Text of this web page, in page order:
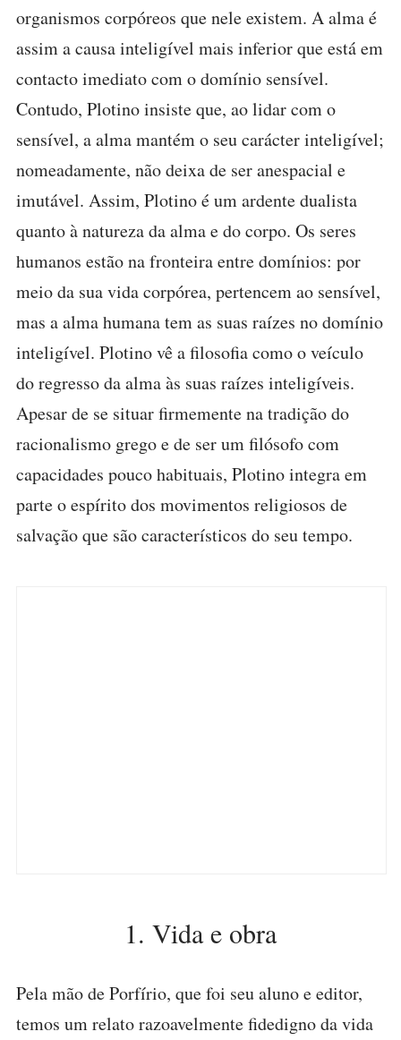
organismos corpóreos que nele existem. A alma é
assim a causa inteligível mais inferior que está em
contacto imediato com o domínio sensível.
Contudo, Plotino insiste que, ao lidar com o
sensível, a alma mantém o seu carácter inteligível;
nomeadamente, não deixa de ser anespacial e
imutável. Assim, Plotino é um ardente dualista
quanto à natureza da alma e do corpo. Os seres
humanos estão na fronteira entre domínios: por
meio da sua vida corpórea, pertencem ao sensível,
mas a alma humana tem as suas raízes no domínio
inteligível. Plotino vê a filosofia como o veículo
do regresso da alma às suas raízes inteligíveis.
Apesar de se situar firmemente na tradição do
racionalismo grego e de ser um filósofo com
capacidades pouco habituais, Plotino integra em
parte o espírito dos movimentos religiosos de
salvação que são característicos do seu tempo.
1. Vida e obra
Pela mão de Porfírio, que foi seu aluno e editor,
temos um relato razoavelmente fidedigno da vida